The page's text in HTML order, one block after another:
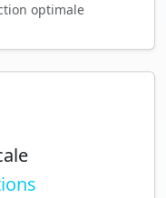
optimale